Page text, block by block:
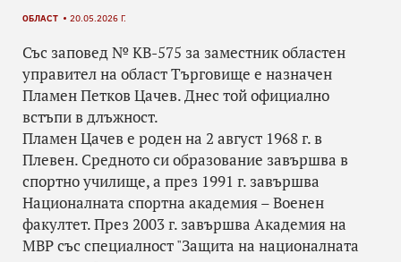
ОБЛАСТ 20.05.2026 Г.
Със заповед № КВ-575 за заместник областен
управител на област Търговище е назначен
Пламен Петков Цачев. Днес той официално
встъпи в длъжност.
Пламен Цачев е роден на 2 август 1968 г. в
Плевен. Средното си образование завършва в
спортно училище, а през 1991 г. завършва
Националната спортна академия – Военен
факултет. През 2003 г. завършва Академия на
МВР със специалност "Защита на националната